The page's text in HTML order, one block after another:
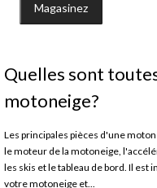
Magasinez
Quelles sont
motoneige?
Les principales pièces d'une
le moteur de la motoneige,
les skis et le tableau de bord. Il est
votre motoneige et...